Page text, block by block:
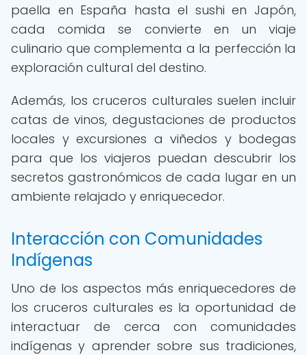
paella en España hasta el sushi en Japón,
cada comida se convierte en un viaje
culinario que complementa a la perfección la
exploración cultural del destino.
Además, los cruceros culturales suelen incluir
catas de vinos, degustaciones de productos
locales y excursiones a viñedos y bodegas
para que los viajeros puedan descubrir los
secretos gastronómicos de cada lugar en un
ambiente relajado y enriquecedor.
Interacción con Comunidades
Indígenas
Uno de los aspectos más enriquecedores de
los cruceros culturales es la oportunidad de
interactuar de cerca con comunidades
indígenas y aprender sobre sus tradiciones,